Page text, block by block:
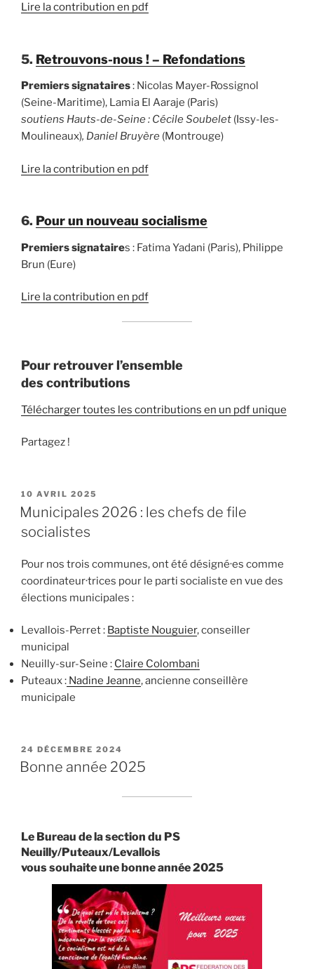
Lire la contribution en pdf
5. Retrouvons-nous ! – Refondations
Premiers signataires: Nicolas Mayer-Rossignol
(Seine-Maritime), Lamia El Aaraje (Paris)
soutiens Hauts-de-Seine : Cécile Soubelet (Issy-les-
Moulineaux), Daniel Bruyère (Montrouge)
Lire la contribution en pdf
6. Pour un nouveau socialisme
Premiers signataires : Fatima Yadani (Paris), Philippe
Brun (Eure)
Lire la contribution en pdf
Pour retrouver l’ensemble
descontributions
Télécharger toutes les contributions en un pdf unique
Partagez !
PUBLIÉ
LE
10 AVRIL 2025
Municipales 2026 : les chefs de file
socialistes
Pour nos trois communes, ont été désigné·es comme
coordinateur·trices pour le parti socialiste en vue des
élections municipales :
Levallois-Perret : Baptiste Nouguier, conseiller
municipal
Neuilly-sur-Seine : Claire Colombani
Puteaux : Nadine Jeanne, ancienne conseillère
municipale
PUBLIÉ
LE
24 DÉCEMBRE 2024
Bonne année 2025
Le Bureau de la section du PS
Neuilly/Puteaux/Levallois
vous souhaite une bonne année 2025